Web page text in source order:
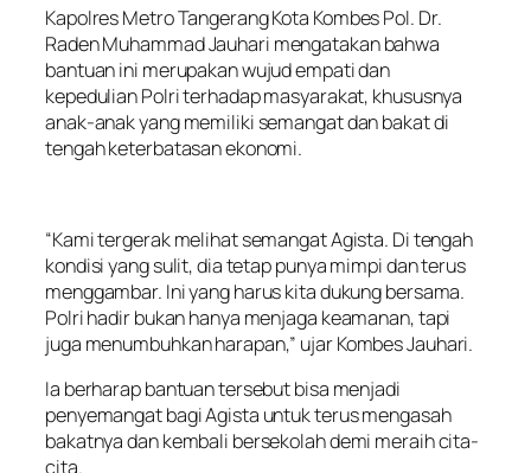
Kapolres Metro Tangerang Kota Kombes Pol. Dr.
Raden Muhammad Jauhari mengatakan bahwa
bantuan ini merupakan wujud empati dan
kepedulian Polri terhadap masyarakat, khususnya
anak-anak yang memiliki semangat dan bakat di
tengah keterbatasan ekonomi.
“Kami tergerak melihat semangat Agista. Di tengah
kondisi yang sulit, dia tetap punya mimpi dan terus
menggambar. Ini yang harus kita dukung bersama.
Polri hadir bukan hanya menjaga keamanan, tapi
juga menumbuhkan harapan,” ujar Kombes Jauhari.
Ia berharap bantuan tersebut bisa menjadi
penyemangat bagi Agista untuk terus mengasah
bakatnya dan kembali bersekolah demi meraih cita-
cita.